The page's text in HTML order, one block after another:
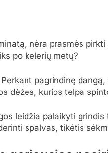
nėra prasmės
po kelerių metų?
pagrindinę
dėžės, kurios telpa
leidžia palaikyti
spalvas, tikėtis